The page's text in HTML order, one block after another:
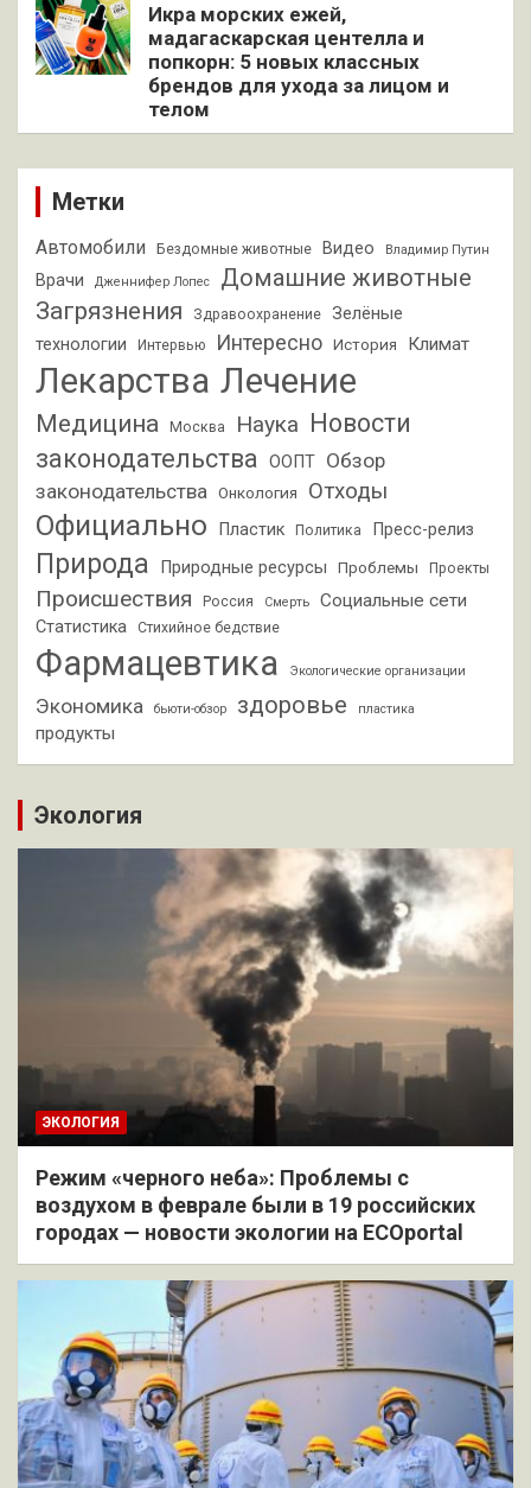
Икра морских ежей,
мадагаскарская центелла и
попкорн: 5 новых классных
брендов для ухода за лицом и
телом
Метки
Автомобили Бездомные животные Видео Владимир Путин
Врачи Дженнифер Лопес
Домашние животные
Загрязнения
Здравоохранение
Зелёные
технологии
Интервью Интересно История Климат
Лекарства Лечение
Медицина Москва Наука Новости
законодательства
ООПТ Обзор
законодательства
Онкология Отходы
Официально Пластик Политика Пресс-релиз
Природа Природные ресурсы Проблемы Проекты
Происшествия Россия Смерть Социальные сети
Статистика Стихийное бедствие
Фармацевтика Экологические организации
Экономика бьюти-обзор здоровье пластика
продукты
Экология
ЭКОЛОГИЯ
Режим «черного неба»: Проблемы с
воздухом в феврале были в 19 российских
городах — новости экологии на ECOportal